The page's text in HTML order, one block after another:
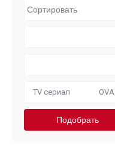
TV сериал OVA